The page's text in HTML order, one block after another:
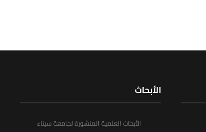
الأبحاث
الأبحاث العلمية المنشورة لجامعة سيناء